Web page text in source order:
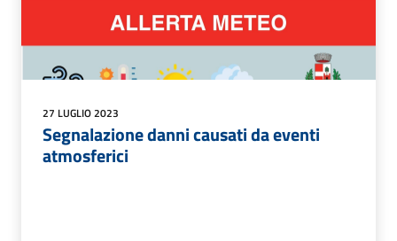
27 LUGLIO 2023
Segnalazione danni causati da eventi
atmosferici